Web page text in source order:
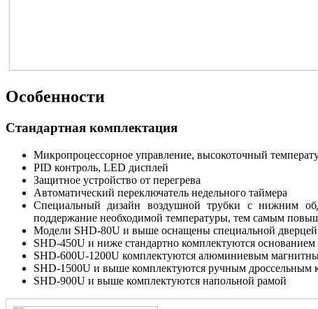
Особенности
Стандартная комплектация
Микропроцессорное управление, высокоточный
PID контроль, LED дисплей
Защитное устройство от перегрева
Автоматический переключатель недельного таймера
Специальный дизайн воздушной трубки с нижним
поддержание необходимой температуры, тем самым
Модели SHD-80U и выше оснащены специальной дверцей
SHD-450U и ниже стандартно комплектуются
SHD-600U-1200U комплектуются алюминиевым
SHD-1500U и выше комплектуются ручным дроссельным
SHD-900U и выше комплектуются напольной рамой